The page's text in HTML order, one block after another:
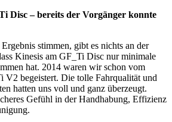
Disc – bereits der Vorgänger konnte
stimmen, gibt es nichts an der
Kinesis am GF_Ti Disc nur minimale
hat. 2014 waren wir schon vom
V2 begeistert. Die tolle Fahrqualität und
hatten uns voll und ganz überzeugt.
Gefühl in der Handhabung, Effizienz